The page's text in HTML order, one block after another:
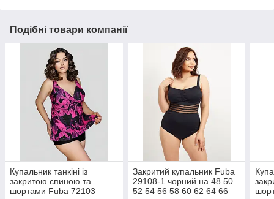
Подібні товари компанії
Купальник танкіні із
закритою спиною та
шортами Fuba 72103
Закритий купальник Fuba
29108-1 чорний на 48 50
52 54 56 58 60 62 64 66